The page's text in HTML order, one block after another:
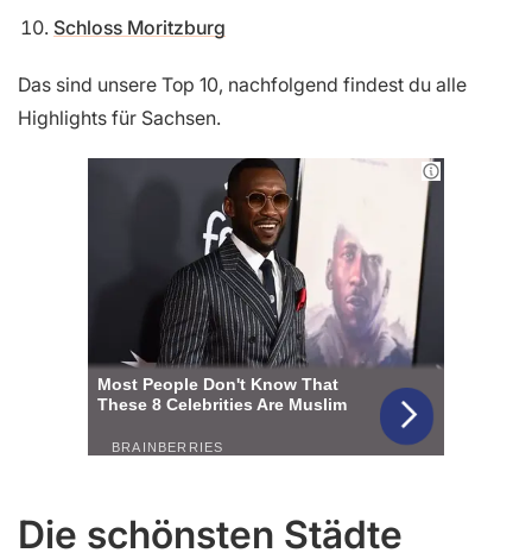
Schloss Moritzburg
Das sind unsere Top 10, nachfolgend findest du alle
Highlights für Sachsen.
Die schönsten Städte